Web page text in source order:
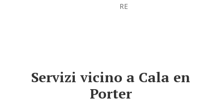
RE
Servizi vicino a Cala en
Porter